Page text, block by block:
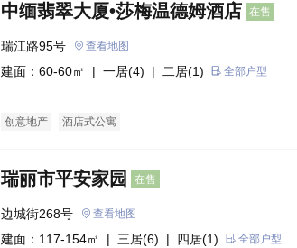
中缅翡翠大厦•莎梅温德姆酒店 在售
瑞江路95号 查看地图
建面：60-60㎡ | 一居(4) | 二居(1) 全部户型
创意地产 酒店式公寓
瑞丽市平安家园 在售
边城街268号 查看地图
建面：117-154㎡ | 三居(6) | 四居(1) 全部户型